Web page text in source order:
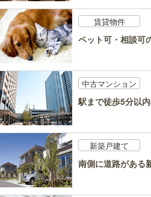
賃貸物件
ペット可・相談可
中古マンション
駅まで徒歩5分以
新築戸建て
南側に道路がある